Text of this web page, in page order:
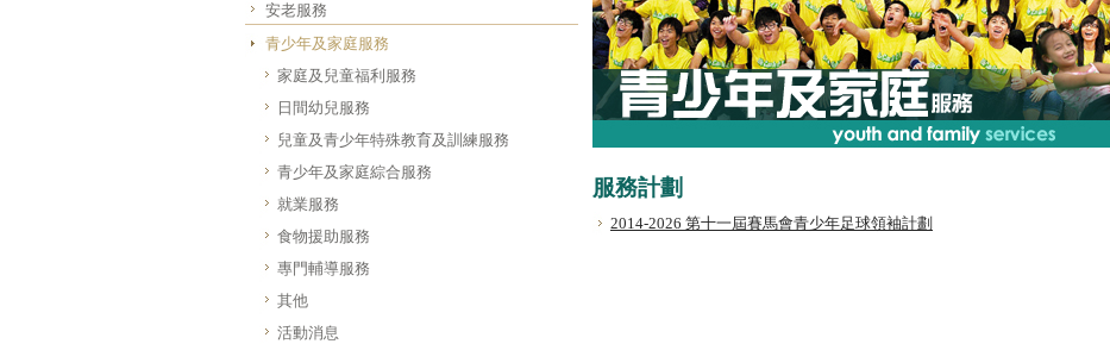
安老服務
青少年及家庭服務
家庭及兒童福利服務
日間幼兒服務
兒童及青少年特殊教育及訓練服務
青少年及家庭綜合服務
就業服務
食物援助服務
專門輔導服務
其他
活動消息
服務計劃
2014-2026 第十一屆賽馬會青少年足球領袖計劃